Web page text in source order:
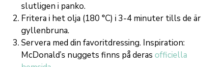
slutligen i panko.
Fritera i het olja (180 °C) i 3-4 minuter tills de är
gyllenbruna.
Servera med din favoritdressing. Inspiration:
McDonald’s nuggets finns på derasofficiella